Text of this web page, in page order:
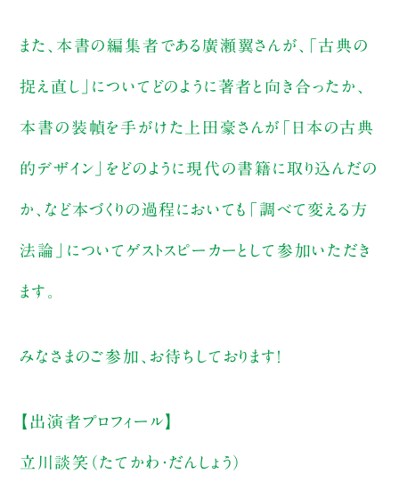
また、本書の編集者である廣瀬翼さんが、「古典の
捉え直し」についてどのように著者と向き合ったか、
本書の装幀を手がけた上田豪さんが「日本の古典
的デザイン」をどのように現代の書籍に取り込んだの
か、など本づくりの過程においても「調べて変える方
法論」についてゲストスピーカーとして参加いただき
ます。
みなさまのご参加、お待ちしております！
【出演者プロフィール】
立川談笑（たてかわ・だんしょう）